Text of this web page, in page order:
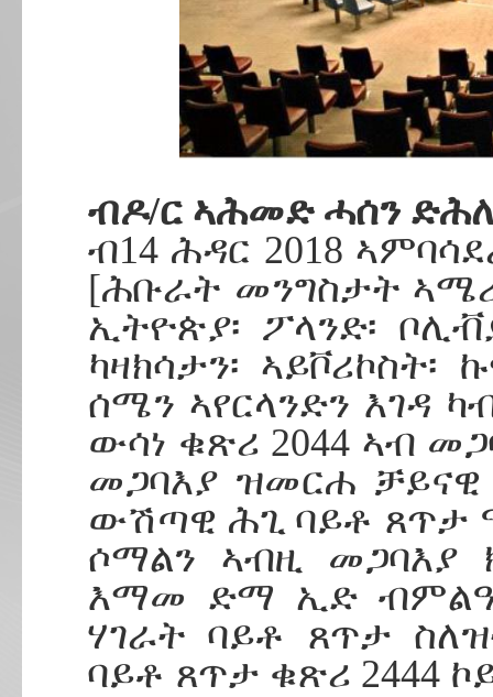
ብዶ/ር ኣሕመድ ሓሰን
ብ14 ሕዳር 2018
[ሕቡራት መንግስታት
ኢትዮጵያ፡ ፖላንድ፡
ካዛክሳታን፡
ሰሜን ኣየርላንድን እገዳ
ውሳነ ቁጽሪ 2044 ኣብ
መጋባእያ ዝመርሐ
ውሽጣዊ ሕጊ ባይቶ ጸጥታ
ሶማልን ኣብዚ መጋባእያ
እማመ ድማ ኢድ
ሃገራት ባይቶ ጸጥታ
ባይቶ ጸጥታ ቁጽሪ 2444